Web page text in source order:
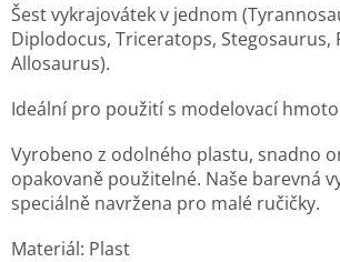
Šest vykrajovátek v jednom
Diplodocus, Triceratops, Stegosaurus,
Allosaurus).
Ideální pro použití s ​​modelovací
Vyrobeno z odolného plastu, snadno
opakovaně použitelné. Naše barevná
speciálně navržena pro malé ručičky.
Materiál: Plast